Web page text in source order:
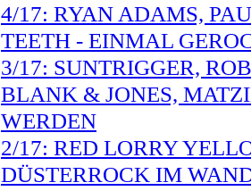
4/17: RYAN ADAMS,
TEETH - EINMAL
3/17: SUNTRIGGER,
BLANK & JONES,
WERDEN
2/17: RED LORRY
DÜSTERROCK IM